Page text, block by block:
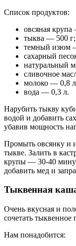
Список продуктов:
овсяная
тыква — 500 г;
темный изюм
сахарный
натуральный
сливочное
молоко — 0,8
вода — 0,3 л.
Нарубить тыкву
водой и добавить
убавив мощность
Промыть овсянку и
тыкве. Залить в
крупы — 30-40
добавить мед и
Тыквенная
Очень вкусная и
сочетать
Нам понадобится: